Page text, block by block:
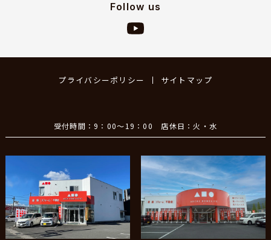
Follow us
プライバシーポリシー サイトマップ
受付時間：9：00～19：00 店休日：火・水